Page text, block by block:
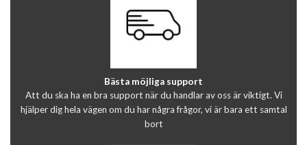
Bästa möjliga support
Att du ska ha en bra support när du handlar av oss är viktigt. Vi
hjälper dig hela vägen om du har några frågor, vi är bara ett samtal
bort